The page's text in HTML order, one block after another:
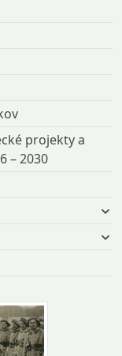
projekty a
– 2030